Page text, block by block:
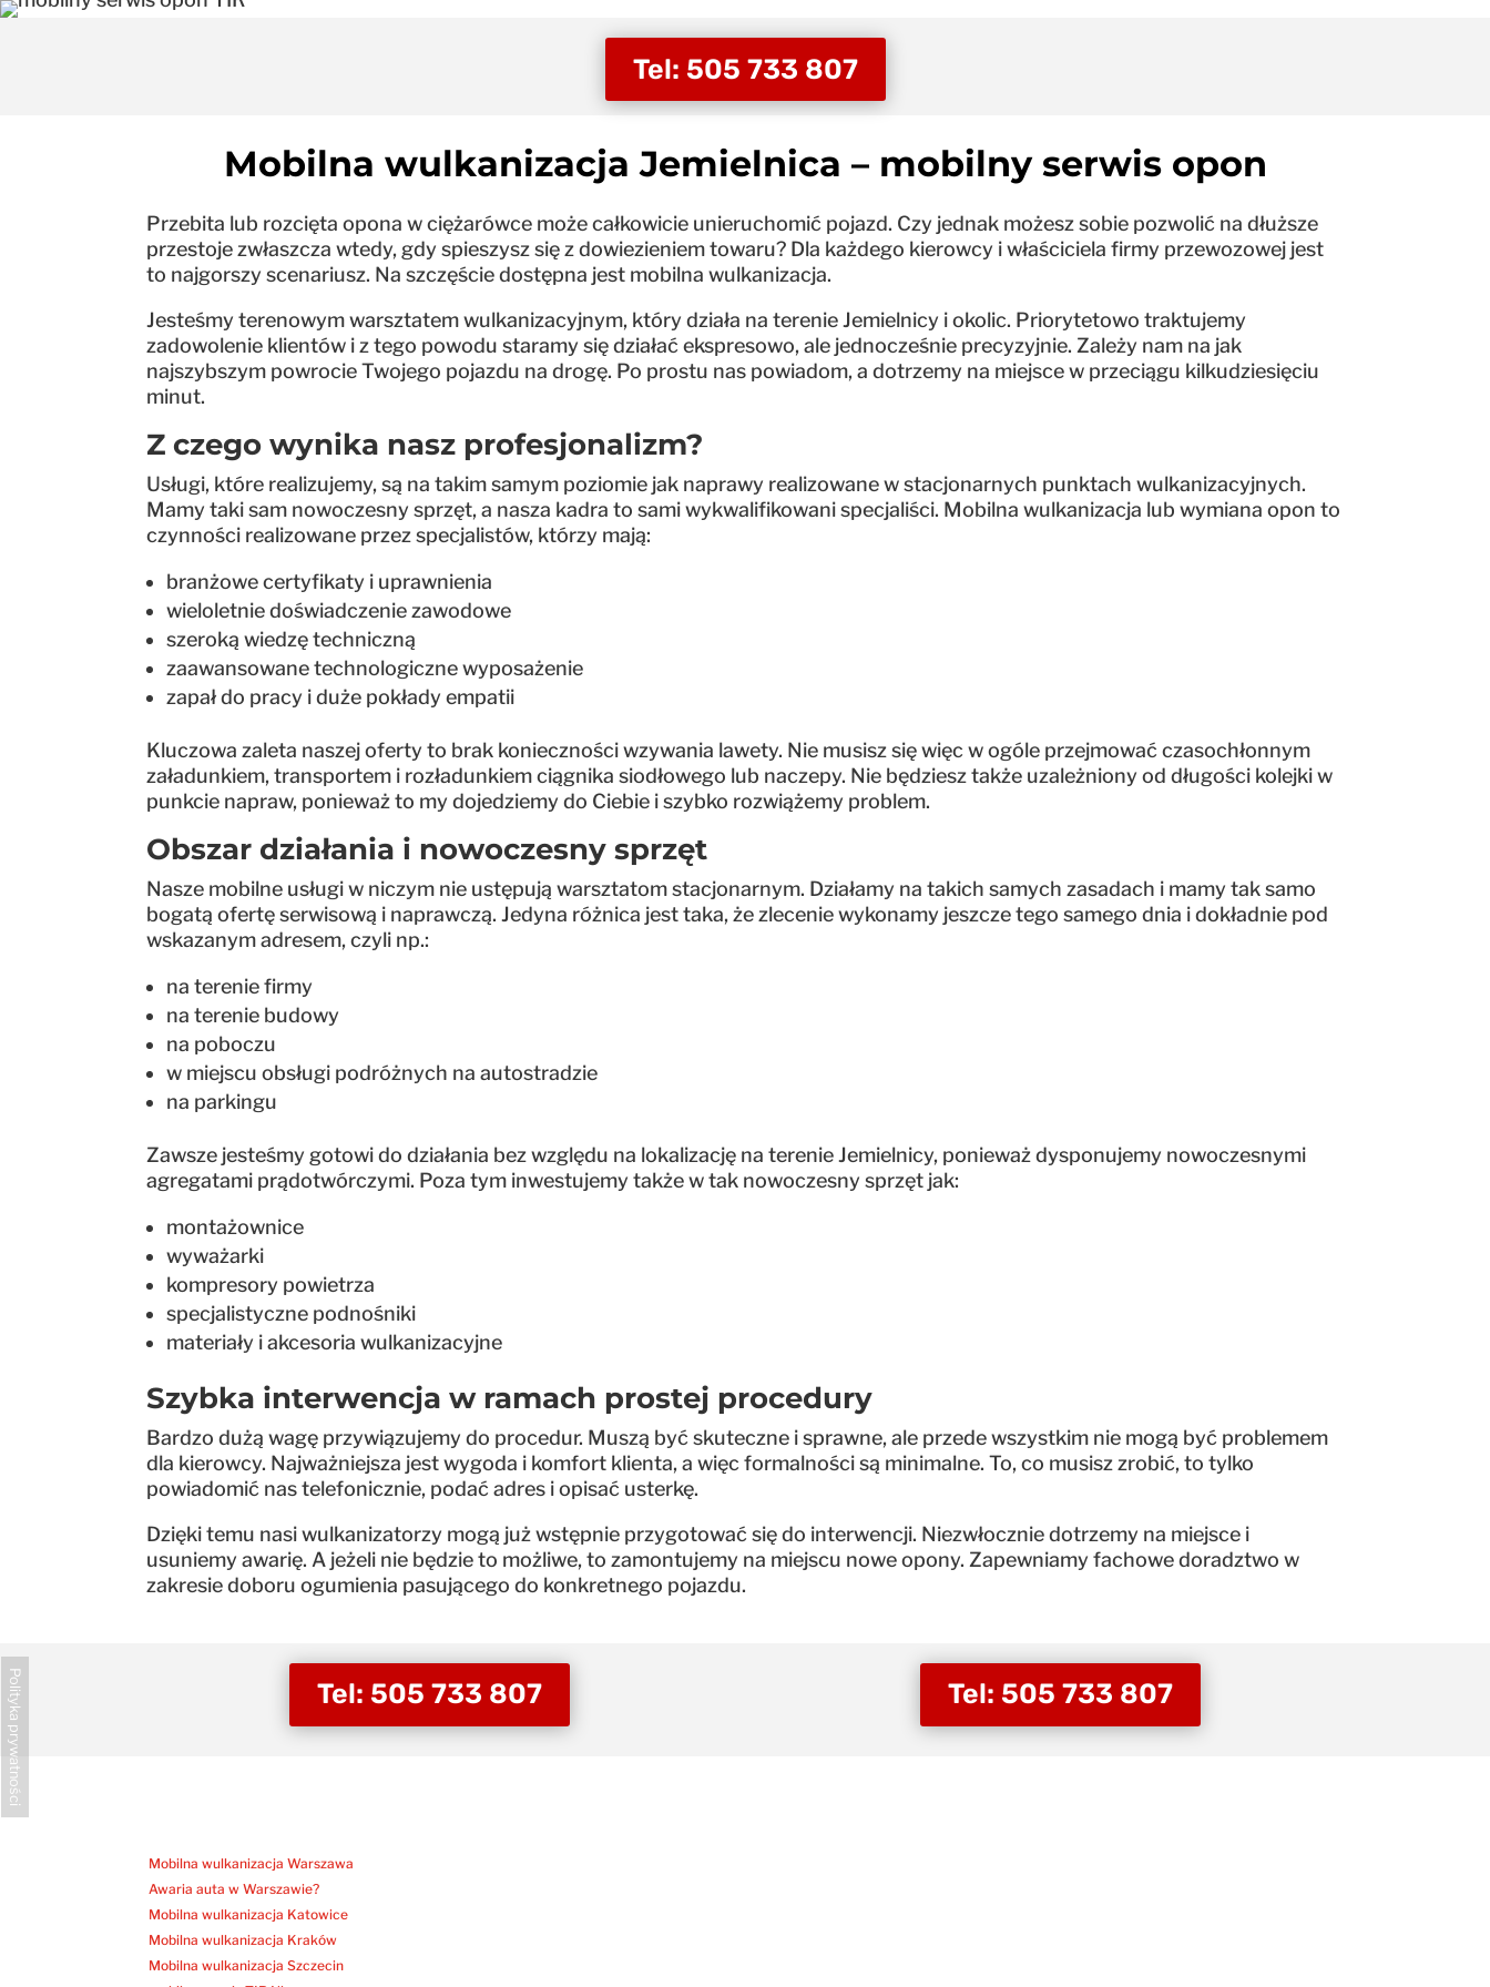
Tel: 505 733 807
Mobilna wulkanizacja Jemielnica – mobilny serwis opon
Przebita lub rozcięta opona w ciężarówce może całkowicie unieruchomić pojazd. Czy jednak możesz sobie pozwolić na dłuższe
przestoje zwłaszcza wtedy, gdy spieszysz się z dowiezieniem towaru? Dla każdego kierowcy i właściciela firmy przewozowej jest
to najgorszy scenariusz. Na szczęście dostępna jest mobilna wulkanizacja.
Jesteśmy terenowym warsztatem wulkanizacyjnym, który działa na terenie Jemielnicy i okolic. Priorytetowo traktujemy
zadowolenie klientów i z tego powodu staramy się działać ekspresowo, ale jednocześnie precyzyjnie. Zależy nam na jak
najszybszym powrocie Twojego pojazdu na drogę. Po prostu nas powiadom, a dotrzemy na miejsce w przeciągu kilkudziesięciu
minut.
Z czego wynika nasz profesjonalizm?
Usługi, które realizujemy, są na takim samym poziomie jak naprawy realizowane w stacjonarnych punktach wulkanizacyjnych.
Mamy taki sam nowoczesny sprzęt, a nasza kadra to sami wykwalifikowani specjaliści. Mobilna wulkanizacja lub wymiana opon to
czynności realizowane przez specjalistów, którzy mają:
branżowe certyfikaty i uprawnienia
wieloletnie doświadczenie zawodowe
szeroką wiedzę techniczną
zaawansowane technologiczne wyposażenie
zapał do pracy i duże pokłady empatii
Kluczowa zaleta naszej oferty to brak konieczności wzywania lawety. Nie musisz się więc w ogóle przejmować czasochłonnym
załadunkiem, transportem i rozładunkiem ciągnika siodłowego lub naczepy. Nie będziesz także uzależniony od długości kolejki w
punkcie napraw, ponieważ to my dojedziemy do Ciebie i szybko rozwiążemy problem.
Obszar działania i nowoczesny sprzęt
Nasze mobilne usługi w niczym nie ustępują warsztatom stacjonarnym. Działamy na takich samych zasadach i mamy tak samo
bogatą ofertę serwisową i naprawczą. Jedyna różnica jest taka, że zlecenie wykonamy jeszcze tego samego dnia i dokładnie pod
wskazanym adresem, czyli np.:
na terenie firmy
na terenie budowy
na poboczu
w miejscu obsługi podróżnych na autostradzie
na parkingu
Zawsze jesteśmy gotowi do działania bez względu na lokalizację na terenie Jemielnicy, ponieważ dysponujemy nowoczesnymi
agregatami prądotwórczymi. Poza tym inwestujemy także w tak nowoczesny sprzęt jak:
montażownice
wyważarki
kompresory powietrza
specjalistyczne podnośniki
materiały i akcesoria wulkanizacyjne
Szybka interwencja w ramach prostej procedury
Bardzo dużą wagę przywiązujemy do procedur. Muszą być skuteczne i sprawne, ale przede wszystkim nie mogą być problemem
dla kierowcy. Najważniejsza jest wygoda i komfort klienta, a więc formalności są minimalne. To, co musisz zrobić, to tylko
powiadomić nas telefonicznie, podać adres i opisać usterkę.
Dzięki temu nasi wulkanizatorzy mogą już wstępnie przygotować się do interwencji. Niezwłocznie dotrzemy na miejsce i
usuniemy awarię. A jeżeli nie będzie to możliwe, to zamontujemy na miejscu nowe opony. Zapewniamy fachowe doradztwo w
zakresie doboru ogumienia pasującego do konkretnego pojazdu.
Tel: 505 733 807 Tel: 505 733 807
Mobilna wulkanizacja Warszawa
Awaria auta w Warszawie?
Mobilna wulkanizacja Katowice
Mobilna wulkanizacja Kraków
Mobilna wulkanizacja Szczecin
Polityka prywatności